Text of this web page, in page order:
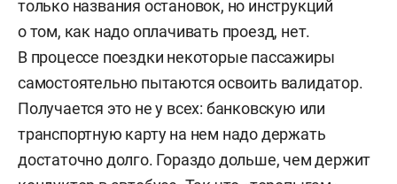
только названия остановок, но инструкций
о том, как надо оплачивать проезд, нет.
В процессе поездки некоторые пассажиры
самостоятельно пытаются освоить валидатор.
Получается это не у всех: банковскую или
транспортную карту на нем надо держать
достаточно долго. Гораздо дольше, чем держит